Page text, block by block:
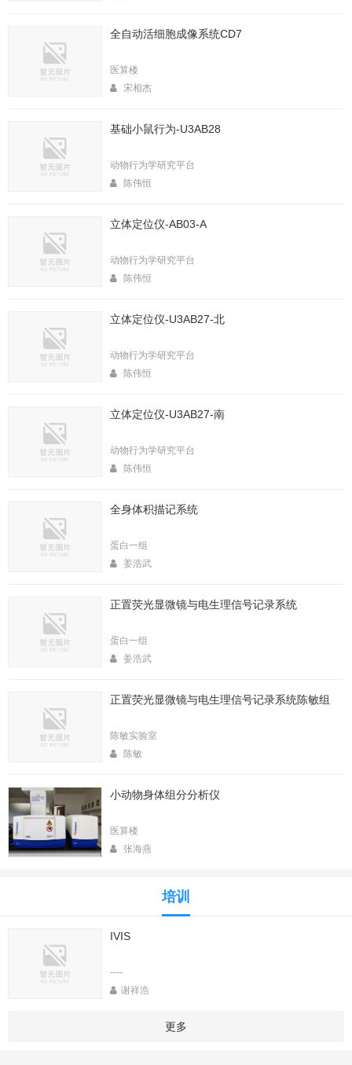
全自动活细胞成像系统CD7
医算楼
宋相杰
基础小鼠行为-U3AB28
动物行为学研究平台
陈伟恒
立体定位仪-AB03-A
动物行为学研究平台
陈伟恒
立体定位仪-U3AB27-北
动物行为学研究平台
陈伟恒
立体定位仪-U3AB27-南
动物行为学研究平台
陈伟恒
全身体积描记系统
蛋白一组
姜浩武
正置荧光显微镜与电生理信号记录系统
蛋白一组
姜浩武
正置荧光显微镜与电生理信号记录系统陈敏组
陈敏实验室
陈敏
小动物身体组分分析仪
医算楼
张海燕
培训
IVIS
----
谢祥浩
更多